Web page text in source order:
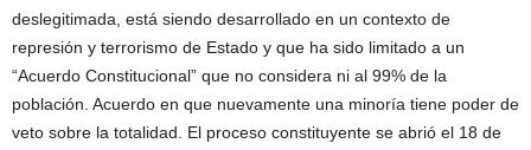
deslegitimada, está siendo desarrollado en un contexto de
represión y terrorismo de Estado y que ha sido limitado a un
“Acuerdo Constitucional” que no considera ni al 99% de la
población. Acuerdo en que nuevamente una minoría tiene poder de
veto sobre la totalidad. El proceso constituyente se abrió el 18 de